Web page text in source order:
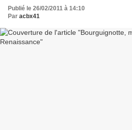
Publié le 26/02/2011 à 14:10
Par acbx41